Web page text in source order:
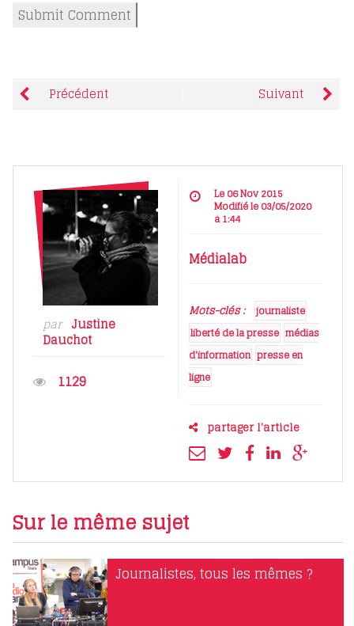
Précédent Suivant
par Justine
Dauchot
1129
Le 06 Nov 2015
Modifié le 03/05/2020
à 1:44
Médialab
Mots-clés :
journaliste
liberté de la presse médias
d'information presse en
ligne
partager l'article
Sur le même sujet
Journalistes, tous les mêmes ?